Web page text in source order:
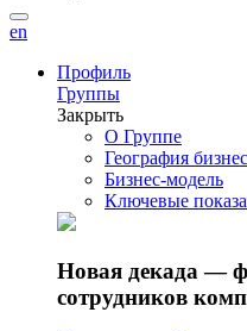
en
Профиль
Группы
Закрыть
О Группе
География
Бизнес-модель
Ключевые
Новая декада —
сотрудников